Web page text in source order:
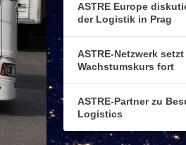
ASTRE Europe
der Logistik in Prag
ASTRE-Netzwerk setzt
Wachstumskurs fort
ASTRE-Partner zu
Logistics